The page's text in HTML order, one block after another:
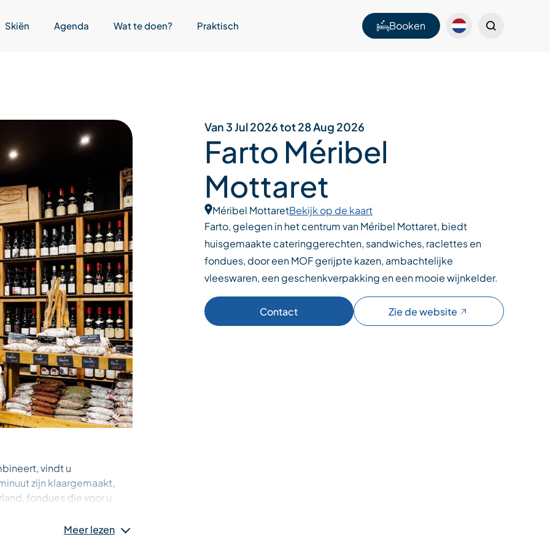
Skiën Agenda Wat te doen? Praktisch Booken
vindt u
zijn klaargemaakt,
fondues die voor u
de boerderij, Tomme
Meer lezen
Van 3 Jul 2026 tot 28 Aug 2026
Farto Méribel
Mottaret
Méribel MottaretBekijk op de kaart
Farto, gelegen in het centrum van Méribel Mottaret, biedt
huisgemaakte cateringgerechten, sandwiches, raclettes en
fondues, door een MOF gerijpte kazen, ambachtelijke
vleeswaren, een geschenkverpakking en een mooie wijnkelder.
Contact Zie de website